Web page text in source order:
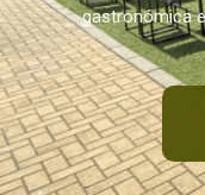
gastronómica